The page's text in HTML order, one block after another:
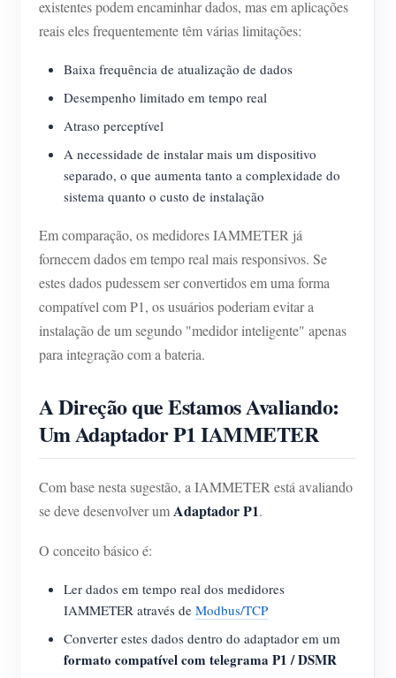
existentes podem encaminhar dados, mas em aplicações
reais eles frequentemente têm várias limitações:
Baixa frequência de atualização de dados
Desempenho limitado em tempo real
Atraso perceptível
A necessidade de instalar mais um dispositivo
separado, o que aumenta tanto a complexidade do
sistema quanto o custo de instalação
Em comparação, os medidores IAMMETER já
fornecem dados em tempo real mais responsivos. Se
estes dados pudessem ser convertidos em uma forma
compatível com P1, os usuários poderiam evitar a
instalação de um segundo "medidor inteligente" apenas
para integração com a bateria.
A Direção que Estamos Avaliando:
Um Adaptador P1 IAMMETER
Com base nesta sugestão, a IAMMETER está avaliando
se deve desenvolver umAdaptador P1.
O conceito básico é:
Ler dados em tempo real dos medidores
IAMMETER através de Modbus/TCP
Converter estes dados dentro do adaptador em um
formato compatível com telegrama P1 / DSMR